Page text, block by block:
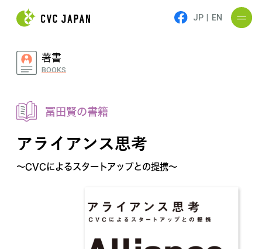
JP EN
著書
BOOKS
冨田賢の書籍
アライアンス思考
～CVCによるスタートアップとの提携～